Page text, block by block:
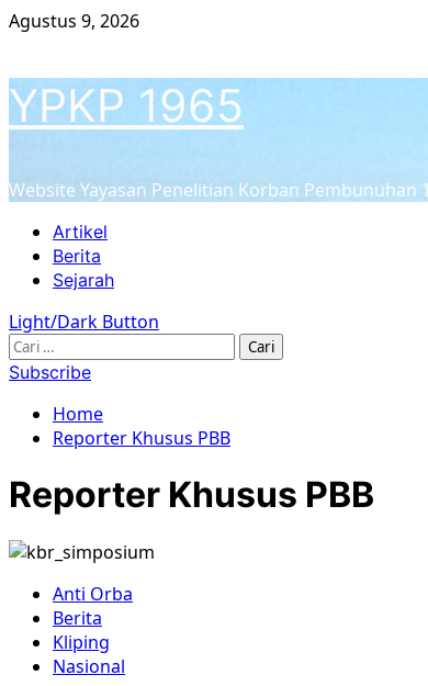
Skip
Agustus 9, 2026
YPKP 1965
Website Yayasan Penelitian Korban Pembunuhan
Primary
Menu
Artikel
Berita
Sejarah
Light/Dark Button
Cari
untuk:
Subscribe
Home
Reporter Khusus PBB
Reporter Khusus PBB
Anti Orba
Berita
Kliping
Nasional